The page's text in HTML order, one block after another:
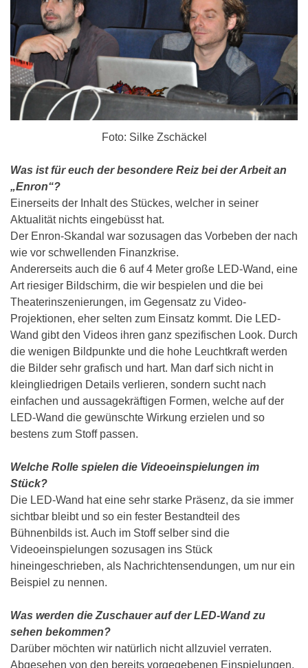
Foto: Silke Zschäckel
Was ist für euch der besondere Reiz bei der Arbeit an
„Enron“?
Einerseits der Inhalt des Stückes, welcher in seiner
Aktualität nichts eingebüsst hat.
Der Enron-Skandal war sozusagen das Vorbeben der nach
wie vor schwellenden Finanzkrise.
Andererseits auch die 6 auf 4 Meter große LED-Wand, eine
Art riesiger Bildschirm, die wir bespielen und die bei
Theaterinszenierungen, im Gegensatz zu Video-
Projektionen, eher selten zum Einsatz kommt. Die LED-
Wand gibt den Videos ihren ganz spezifischen Look. Durch
die wenigen Bildpunkte und die hohe Leuchtkraft werden
die Bilder sehr grafisch und hart. Man darf sich nicht in
kleingliedrigen Details verlieren, sondern sucht nach
einfachen und aussagekräftigen Formen, welche auf der
LED-Wand die gewünschte Wirkung erzielen und so
bestens zum Stoff passen.
Welche Rolle spielen die Videoeinspielungen im
Stück?
Die LED-Wand hat eine sehr starke Präsenz, da sie immer
sichtbar bleibt und so ein fester Bestandteil des
Bühnenbilds ist. Auch im Stoff selber sind die
Videoeinspielungen sozusagen ins Stück
hineingeschrieben, als Nachrichtensendungen, um nur ein
Beispiel zu nennen.
Was werden die Zuschauer auf der LED-Wand zu
sehen bekommen?
Darüber möchten wir natürlich nicht allzuviel verraten.
Abgesehen von den bereits vorgegebenen Einspielungen,